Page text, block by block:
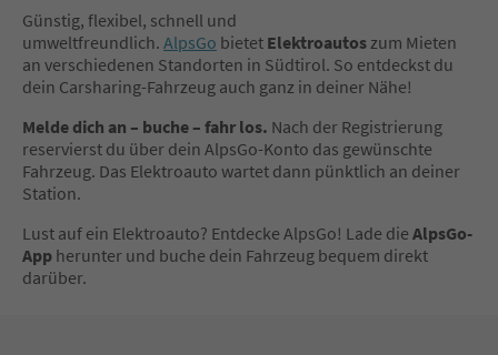
Günstig, flexibel, schnell und
umweltfreundlich. AlpsGo bietet Elektroautos zum Mieten
an verschiedenen Standorten in Südtirol. So entdeckst du
dein Carsharing-Fahrzeug auch ganz in deiner Nähe!
Melde dich an – buche – fahr los. Nach der Registrierung
reservierst du über dein AlpsGo-Konto das gewünschte
Fahrzeug. Das Elektroauto wartet dann pünktlich an deiner
Station.
Lust auf ein Elektroauto? Entdecke AlpsGo! Lade die AlpsGo-
App herunter und buche dein Fahrzeug bequem direkt
darüber.